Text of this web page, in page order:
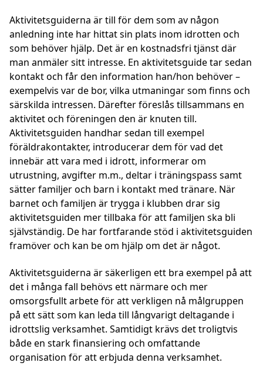
Aktivitetsguiderna är till för dem som av någon
anledning inte har hittat sin plats inom idrotten och
som behöver hjälp. Det är en kostnadsfri tjänst där
man anmäler sitt intresse. En aktivitetsguide tar sedan
kontakt och får den information han/hon behöver –
exempelvis var de bor, vilka utmaningar som finns och
särskilda intressen. Därefter föreslås tillsammans en
aktivitet och föreningen den är knuten till.
Aktivitetsguiden handhar sedan till exempel
föräldrakontakter, introducerar dem för vad det
innebär att vara med i idrott, informerar om
utrustning, avgifter m.m., deltar i träningspass samt
sätter familjer och barn i kontakt med tränare. När
barnet och familjen är trygga i klubben drar sig
aktivitetsguiden mer tillbaka för att familjen ska bli
självständig. De har fortfarande stöd i aktivitetsguiden
framöver och kan be om hjälp om det är något.
Aktivitetsguiderna är säkerligen ett bra exempel på att
det i många fall behövs ett närmare och mer
omsorgsfullt arbete för att verkligen nå målgruppen
på ett sätt som kan leda till långvarigt deltagande i
idrottslig verksamhet. Samtidigt krävs det troligtvis
både en stark finansiering och omfattande
organisation för att erbjuda denna verksamhet.